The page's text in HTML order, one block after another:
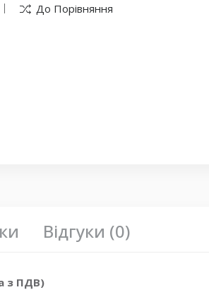
До Порівняння
Відгуки (0)
з ПДВ)